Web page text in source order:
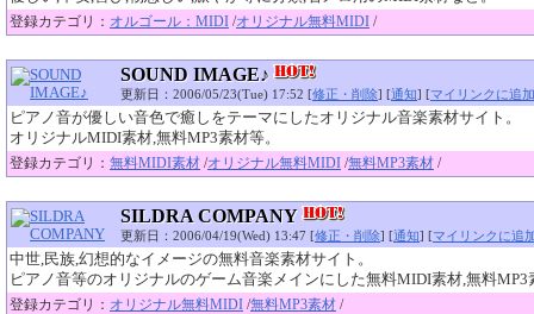
登録カテゴリ： オルゴール：MIDI /オリジナル無料MIDI /
SOUND IMAGE♪
更新日：2006/05/23(Tue) 17:52 [修正・削除] [通知] [マイリンクに追加
ピアノ音が優しい音色で癒しをテーマにしたオリジナル音楽素材サイト。
オリジナルMIDI素材,無料MP3素材等。
登録カテゴリ： 無料MIDI素材 /オリジナル無料MIDI /無料MP3素材 /
SILDRA COMPANY
更新日：2006/04/19(Wed) 13:47 [修正・削除] [通知] [マイリンクに追
中世,民族,幻想的なイメージの無料音楽素材サイト。
ピアノ音等のオリジナルのゲーム音楽メインにした無料MIDI素材,無料MP3
登録カテゴリ： オリジナル無料MIDI /無料MP3素材 /